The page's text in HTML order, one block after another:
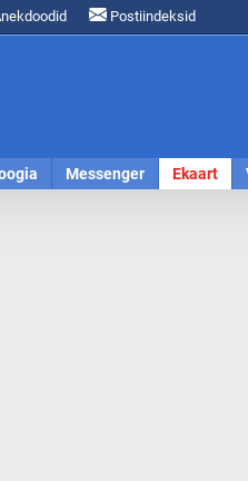
Postiindeksid
Messenger Ekaart